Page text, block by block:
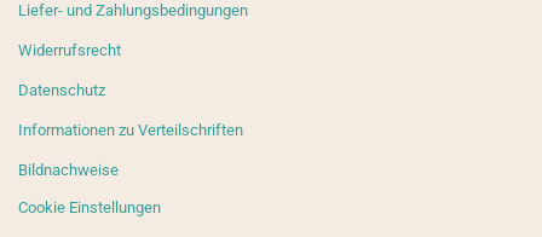
Liefer- und Zahlungsbedingungen
Widerrufsrecht
Datenschutz
Informationen zu Verteilschriften
Bildnachweise
Cookie Einstellungen